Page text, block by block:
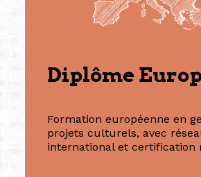
Diplôme
Formation européenne en
projets culturels, avec
international et certification